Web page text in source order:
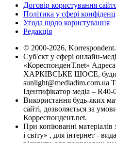
Договір користування
Політика у сфері
Угода щодо користування
Редакція
© 2000-2026,
Суб'єкт у сфері онлайн-
«КореспонденТ.net»
ХАРКІВСЬКЕ ШОСЕ,
sunlight@mediadim.com.ua
Ідентифікатор медіа – R40-
Використання будь-яких
сайті, дозволяється за
Корреспондент.net.
При копіюванні
і світу» , для інтернет -